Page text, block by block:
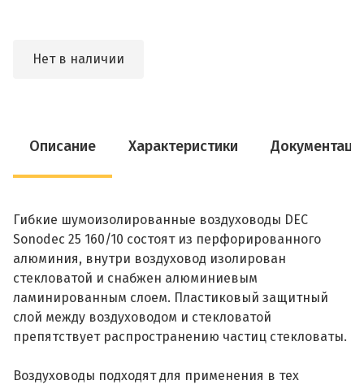
Нет в наличии
Описание Характеристики
Гибкие шумоизолированные воздуховоды DEC
Sonodec 25 160/10 состоят из перфорированного
алюминия, внутри воздуховод изолирован
стекловатой и снабжен алюминиевым
ламинированным слоем. Пластиковый защитный
слой между воздуховодом и стекловатой
препятствует распространению частиц стекловаты.
Воздуховоды подходят для применения в тех